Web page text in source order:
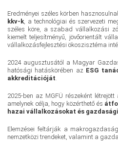
Eredményei széles körben
kkv-k , a technológiai és szervezeti
széles köre, a szabad vállalkozási
kiemelt teljesítményű, jövőorientált
vállalkozásfejlesztési ökoszisztéma
2024 augusztusától a Magyar
hatósági hatáskörében az ESG
akkreditációját
2025-ben az MGFÜ részeként létrejött
amelynek célja, hogy közérthető és
hazai vállalkozásokat és
Elemzései feltárják a
nemzetközi trendeket, valamint a